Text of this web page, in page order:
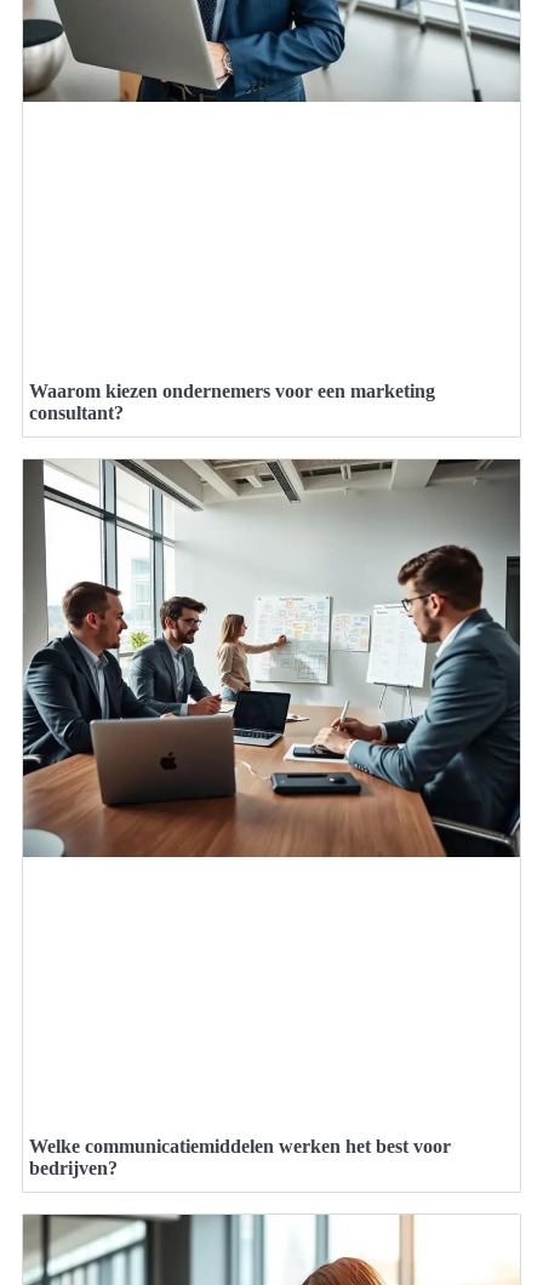
Waarom kiezen ondernemers voor een marketing
consultant?
Welke communicatiemiddelen werken het best voor
bedrijven?